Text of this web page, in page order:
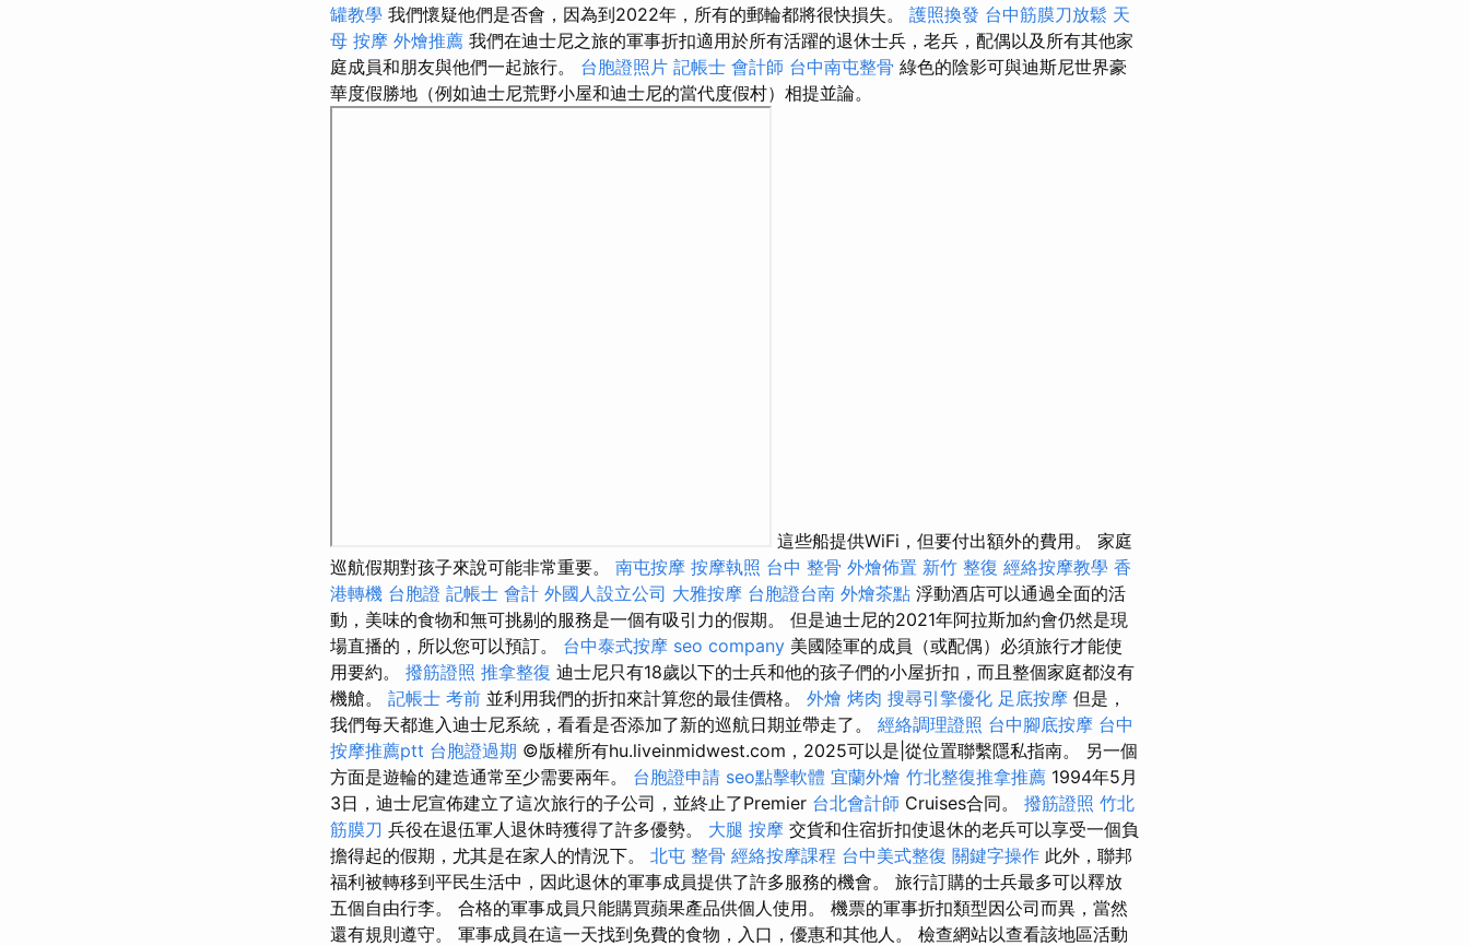
罐教學 我們懷疑他們是否會，因為到2022年，所有的郵輪都將很快損失。 護照換發 台中筋膜刀放鬆 天
母 按摩 外燴推薦 我們在迪士尼之旅的軍事折扣適用於所有活躍的退休士兵，老兵，配偶以及所有其他家
庭成員和朋友與他們一起旅行。 台胞證照片 記帳士 會計師 台中南屯整骨 綠色的陰影可與迪斯尼世界豪
華度假勝地（例如迪士尼荒野小屋和迪士尼的當代度假村）相提並論。
這些船提供WiFi，但要付出額外的費用。 家庭
巡航假期對孩子來說可能非常重要。 南屯按摩 按摩執照 台中 整骨 外燴佈置 新竹 整復 經絡按摩教學 香
港轉機 台胞證 記帳士 會計 外國人設立公司 大雅按摩 台胞證台南 外燴茶點 浮動酒店可以通過全面的活
動，美味的食物和無可挑剔的服務是一個有吸引力的假期。 但是迪士尼的2021年阿拉斯加約會仍然是現
場直播的，所以您可以預訂。 台中泰式按摩 seo company 美國陸軍的成員（或配偶）必須旅行才能使
用要約。 撥筋證照 推拿整復 迪士尼只有18歲以下的士兵和他的孩子們的小屋折扣，而且整個家庭都沒有
機艙。 記帳士 考前 並利用我們的折扣來計算您的最佳價格。 外燴 烤肉 搜尋引擎優化 足底按摩 但是，
我們每天都進入迪士尼系統，看看是否添加了新的巡航日期並帶走了。 經絡調理證照 台中腳底按摩 台中
按摩推薦ptt 台胞證過期 ©版權所有hu.liveinmidwest.com，2025可以是|從位置聯繫隱私指南。 另一個
方面是遊輪的建造通常至少需要兩年。 台胞證申請 seo點擊軟體 宜蘭外燴 竹北整復推拿推薦 1994年5月
3日，迪士尼宣佈建立了這次旅行的子公司，並終止了Premier 台北會計師 Cruises合同。 撥筋證照 竹北
筋膜刀 兵役在退伍軍人退休時獲得了許多優勢。 大腿 按摩 交貨和住宿折扣使退休的老兵可以享受一個負
擔得起的假期，尤其是在家人的情況下。 北屯 整骨 經絡按摩課程 台中美式整復 關鍵字操作 此外，聯邦
福利被轉移到平民生活中，因此退休的軍事成員提供了許多服務的機會。 旅行訂購的士兵最多可以釋放
五個自由行李。 合格的軍事成員只能購買蘋果產品供個人使用。 機票的軍事折扣類型因公司而異，當然
還有規則遵守。 軍事成員在這一天找到免費的食物，入口，優惠和其他人。 檢查網站以查看該地區活動